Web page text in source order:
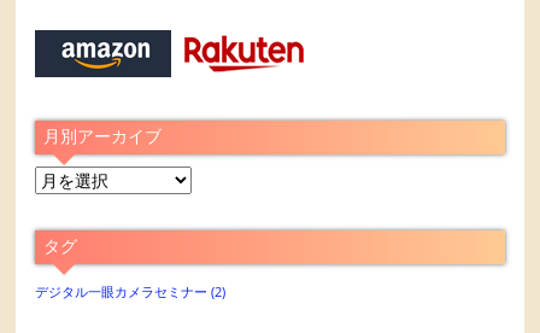
月別アーカイブ
月
ア
ー
カ
タグ
デジタル一眼カメラセミナー (2)